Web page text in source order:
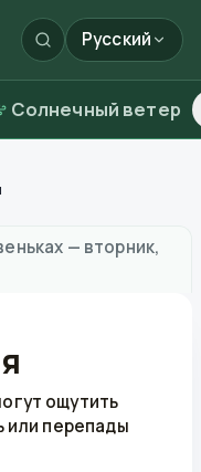
Русский
Солнечный ветер
— вторник,
ощутить
или перепады